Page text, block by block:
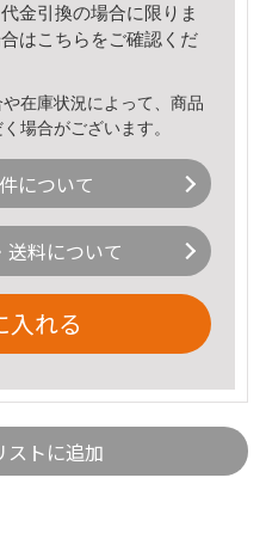
金引換の場合に限りま
はこちら をご確認くだ
在庫状況によって、商品
場合がございます。
について
送料について
入れる
ストに追加